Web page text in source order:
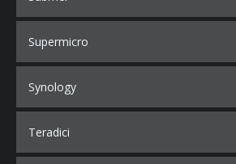
Supermicro
Synology
Teradici